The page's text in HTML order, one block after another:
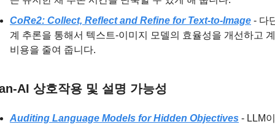
CoRe2: Collect, Reflect and Refine for Text-to-Image - 다
계 추론을 통해서 텍스트-이미지 모델의 효율성을 개선하고
비용을 줄여 줍니다.
AI 상호작용 및 설명 가능성
Auditing Language Models for Hidden Objectives - LLM이